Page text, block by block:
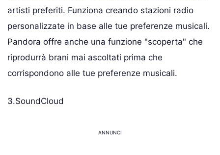
artisti preferiti. Funziona creando stazioni radio
personalizzate in base alle tue preferenze musicali.
Pandora offre anche una funzione "scoperta" che
riprodurrà brani mai ascoltati prima che
corrispondono alle tue preferenze musicali.
3.SoundCloud
ANNUNCI